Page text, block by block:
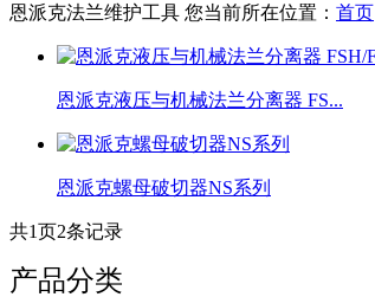
恩派克法兰维护工具 您当前所在位置： 首页
恩派克液压与机械法兰分离器 FS...
恩派克螺母破切器NS系列
共1页2条记录
产品分类